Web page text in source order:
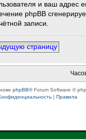
и ваш адрес
phpBB
записи.
страницу
phpBB® Forum Software ©
| Правила